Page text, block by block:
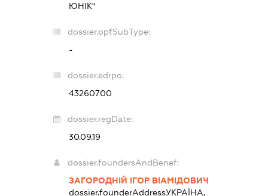
ЮНІК"
dossier.opfSubType:
-
dossier.edrpo:
43260700
dossier.regDate:
30.09.19
dossier.foundersAndBenef:
ЗАГОРОДНІЙ ІГОР ВІАМІДОВИЧ
dossier.founderAddressУКРАЇНА,